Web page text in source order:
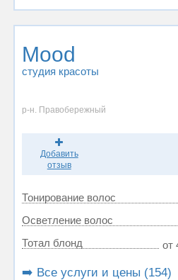
Mood
студия красоты
р-н. Правобережный
Добавить
отзыв
Тонирование волос
Осветление волос
Тотал блонд
от
➡️ Все услуги и цены (154)